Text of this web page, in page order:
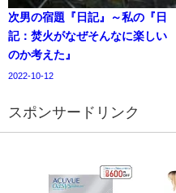
次男の宿題『日記』～私の『日
記：焚火がなぜそんなに楽しい
のか考えた』
2022-10-12
スポンサードリンク